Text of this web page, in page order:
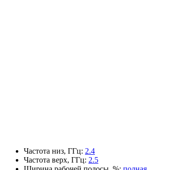
Частота низ, ГГц: 2.4
Частота верх, ГГц: 2.5